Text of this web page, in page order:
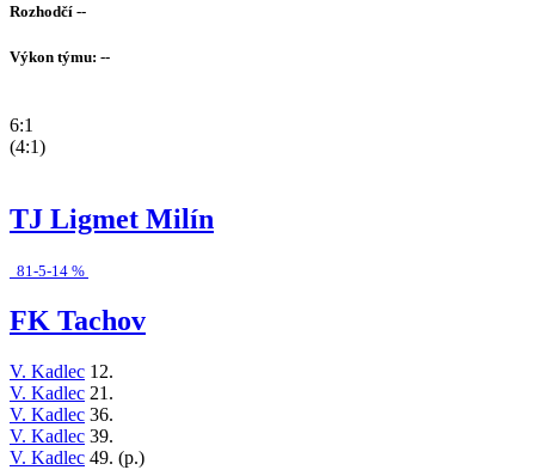
Rozhodčí --
Výkon týmu: --
6:1
(4:1)
TJ Ligmet Milín
81-5-14 %
FK Tachov
V. Kadlec 12.
V. Kadlec 21.
V. Kadlec 36.
V. Kadlec 39.
V. Kadlec 49. (p.)